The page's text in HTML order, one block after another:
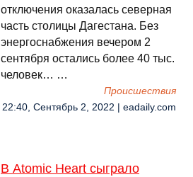
отключения оказалась северная
часть столицы Дагестана. Без
энергоснабжения вечером 2
сентября остались более 40 тыс.
человек… …
Происшествия
22:40, Сентябрь 2, 2022 | eadaily.com
В Atomic Heart сыграло